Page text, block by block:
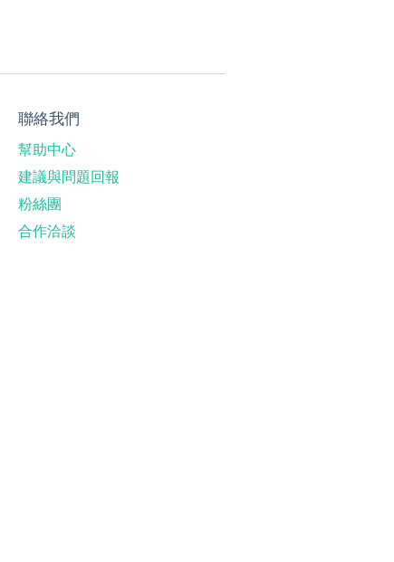
聯絡我們
幫助中心
建議與問題回報
粉絲團
合作洽談